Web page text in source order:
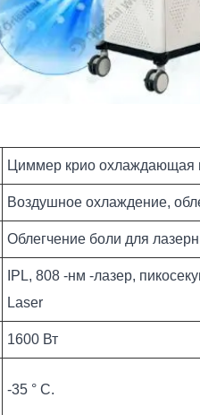
Циммер крио охлаждающая
Воздушное охлаждение,
Облегчение боли для
IPL, 808 -нм -лазер,
Laser
1600 Вт
-35 ° C.